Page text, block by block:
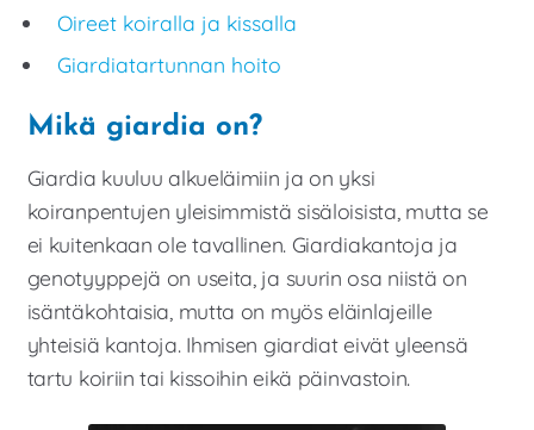
Oireet koiralla ja kissalla
Giardiatartunnan hoito
Mikä giardia on?
Giardia kuuluu alkueläimiin ja on yksi
koiranpentujen yleisimmistä sisäloisista, mutta se
ei kuitenkaan ole tavallinen. Giardiakantoja ja
genotyyppejä on useita, ja suurin osa niistä on
isäntäkohtaisia, mutta on myös eläinlajeille
yhteisiä kantoja. Ihmisen giardiat eivät yleensä
tartu koiriin tai kissoihin eikä päinvastoin.